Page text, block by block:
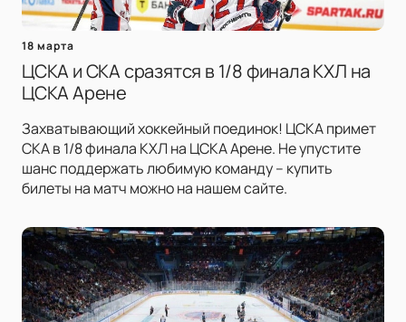
18 марта
ЦСКА и СКА сразятся в 1/8 финала КХЛ на
ЦСКА Арене
Захватывающий хоккейный поединок! ЦСКА примет
СКА в 1/8 финала КХЛ на ЦСКА Арене. Не упустите
шанс поддержать любимую команду – купить
билеты на матч можно на нашем сайте.